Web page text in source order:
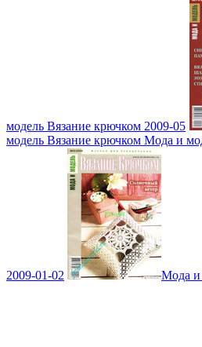
модель Вязание крючком 2009-05
модель Вязание крючком Мода и
2009-01-02 Мода и